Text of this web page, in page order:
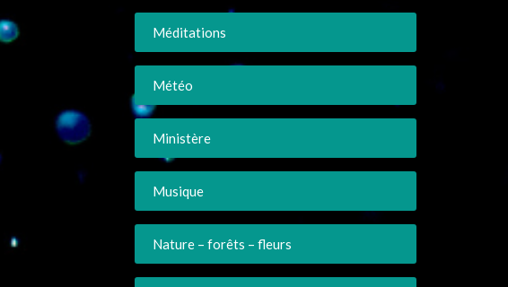
Méditations
Météo
Ministère
Musique
Nature – forêts – fleurs